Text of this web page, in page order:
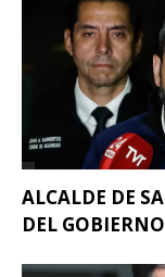
ALCALDE DE
DEL